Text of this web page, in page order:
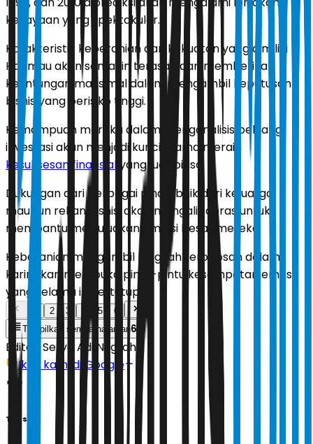
kekayaan yang spektakuler.
Karakteristik keberanian dan kekuatan yang dimiliki
Harimau akan semakin terasah dan memberikan
keuntungan maksimal dalam mengambil keputusan
bisnis yang berisiko tinggi.
Kemampuan mereka dalam menganalisis peluang
investasi akan menjadi kunci utama meraih
kesuksesan finansial yang luar biasa.
Dukungan dari berbagai pihak, baik dari keluarga
maupun rekan bisnis, akan mengalir deras untuk
membantu mewujudkan ambisi besar mereka.
Keberanian mengambil langkah terobosan dalam
karir akan membuka pintu-pintu kesempatan emas
yang selama ini tertutup.
2 3 5
6
Tampilkan semua halaman6
Editor: Setyo Adi Nugroho
Ikuti kami di Google
Tags